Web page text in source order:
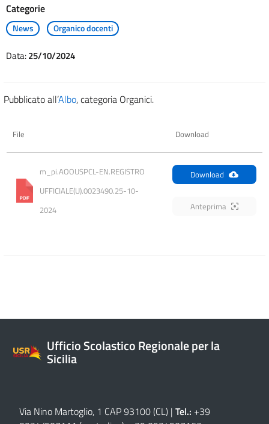
Categorie
News Organico docenti
Data:25/10/2024
Pubblicato all’Albo, categoria Organici.
File Download
m_pi.AOOUSPCL-EN.REGISTRO
UFFICIALE(U).0023490.25-10-
2024
Download
Anteprima
Ufficio Scolastico Regionale per la
Sicilia
Via Nino Martoglio, 1 CAP 93100 (CL) | Tel.: +39